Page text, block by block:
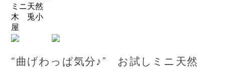
“曲げわっぱ気分♪” お試しミニ天然